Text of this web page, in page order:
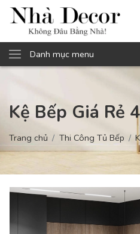
Danh mục menu
Kệ Bếp Giá Rẻ
Trang chủ Thi Công Tủ Bếp